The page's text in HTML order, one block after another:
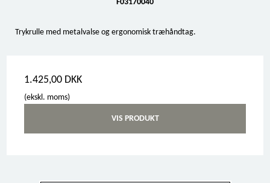
F03170040
Trykrulle med metalvalse og ergonomisk træhåndtag.
1.425,00 DKK
(ekskl. moms)
VIS PRODUKT